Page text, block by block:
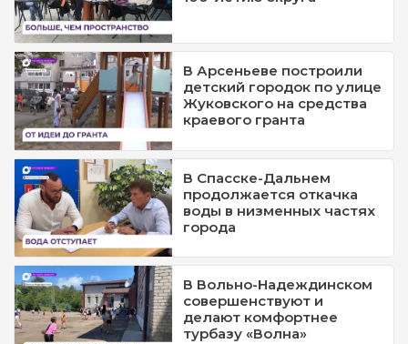
В Арсеньеве построили
детский городок по улице
Жуковского на средства
краевого гранта
В Спасске-Дальнем
продолжается откачка
воды в низменных частях
города
В Вольно-Надеждинском
совершенствуют и
делают комфортнее
турбазу «Волна»